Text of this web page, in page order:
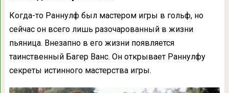
Когда-то Раннулф был мастером игры в гольф, но
сейчас он всего лишь разочарованный в жизни
пьяница. Внезапно в его жизни появляется
таинственный Багер Ванс. Он открывает Раннулфу
секреты истинного мастерстваигры.